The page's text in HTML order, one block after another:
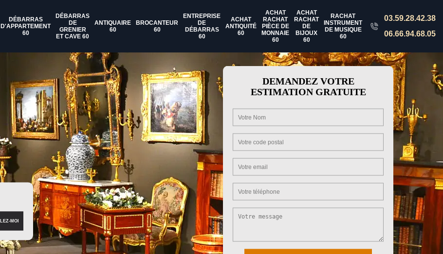
DÉBARRAS
D'APPARTEMENT
60
DÉBARRAS
DE
GRENIER
ET CAVE 60
ANTIQUAIRE
60
BROCANTEUR
60
ENTREPRISE
DE
DÉBARRAS
60
ACHAT
ANTIQUITÉ
60
ACHAT
RACHAT
PIÈCE DE
MONNAIE
60
ACHAT
RACHAT
DE
BIJOUX
60
RACHAT
INSTRUMENT
DE MUSIQUE
60
03.59.28.42.38
06.66.94.68.05
DEMANDEZ VOTRE
ESTIMATION GRATUITE